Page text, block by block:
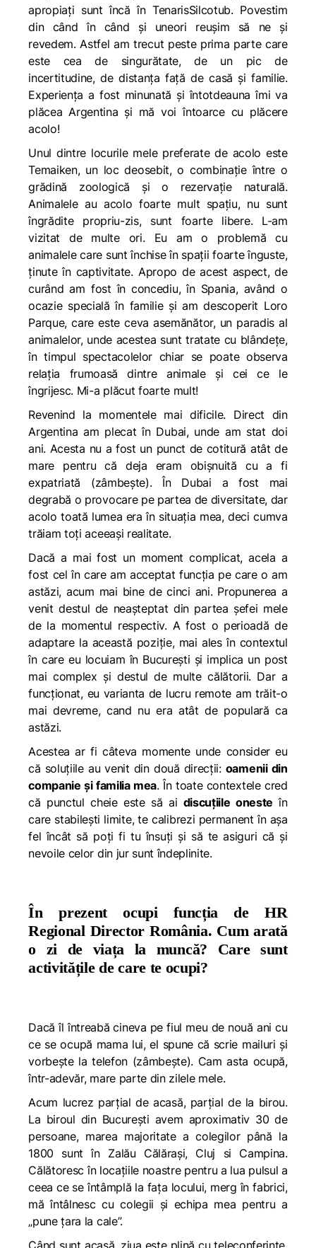
apropiați sunt încă în TenarisSilcotub. Povestim
din când în când și uneori reușim să ne și
revedem. Astfel am trecut peste prima parte care
este cea de singurătate, de un pic de
incertitudine, de distanța față de casă și familie.
Experiența a fost minunată și întotdeauna îmi va
plăcea Argentina și mă voi întoarce cu plăcere
acolo!
Unul dintre locurile mele preferate de acolo este
Temaiken, un loc deosebit, o combinație între o
grădină zoologică și o rezervație naturală.
Animalele au acolo foarte mult spațiu, nu sunt
îngrădite propriu-zis, sunt foarte libere. L-am
vizitat de multe ori. Eu am o problemă cu
animalele care sunt închise în spații foarte înguste,
ținute în captivitate. Apropo de acest aspect, de
curând am fost în concediu, în Spania, având o
ocazie specială în familie și am descoperit Loro
Parque, care este ceva asemănător, un paradis al
animalelor, unde acestea sunt tratate cu blândețe,
în timpul spectacolelor chiar se poate observa
relația frumoasă dintre animale și cei ce le
îngrijesc. Mi-a plăcut foarte mult!
Revenind la momentele mai dificile. Direct din
Argentina am plecat în Dubai, unde am stat doi
ani. Acesta nu a fost un punct de cotitură atât de
mare pentru că deja eram obișnuită cu a fi
expatriată (zâmbește). În Dubai a fost mai
degrabă o provocare pe partea de diversitate, dar
acolo toată lumea era în situația mea, deci cumva
trăiam toți aceeași realitate.
Dacă a mai fost un moment complicat, acela a
fost cel în care am acceptat funcția pe care o am
astăzi, acum mai bine de cinci ani. Propunerea a
venit destul de neașteptat din partea șefei mele
de la momentul respectiv. A fost o perioadă de
adaptare la această poziție, mai ales în contextul
în care eu locuiam în București și implica un post
mai complex și destul de multe călătorii. Dar a
funcționat, eu varianta de lucru remote am trăit-o
mai devreme, cand nu era atât de populară ca
astăzi.
Acestea ar fi câteva momente unde consider eu
că soluțiile au venit din două direcții: oamenii din
companie și familia mea. În toate contextele cred
că punctul cheie este să ai discuțiile oneste în
care stabilești limite, te calibrezi permanent în așa
fel încât să poți fi tu însuți și să te asiguri că și
nevoile celor din jur sunt îndeplinite.
În prezent ocupi funcția de HR
Regional Director România. Cum arată
o zi de viața la muncă? Care sunt
activitățile de care te ocupi?
Dacă îl întreabă cineva pe fiul meu de nouă ani cu
ce se ocupă mama lui, el spune că scrie mailuri și
vorbește la telefon (zâmbește). Cam asta ocupă,
într-adevăr, mare parte din zilele mele.
Acum lucrez parțial de acasă, parțial de la birou.
La biroul din București avem aproximativ 30 de
persoane, marea majoritate a colegilor până la
1800 sunt în Zalău Călărași, Cluj si Campina.
Călătoresc în locațiile noastre pentru a lua pulsul a
ceea ce se întâmplă la fața locului, merg în fabrici,
mă întâlnesc cu colegii și echipa mea pentru a
„pune țara la cale”.
Când sunt acasă, ziua este plină cu teleconferințe,